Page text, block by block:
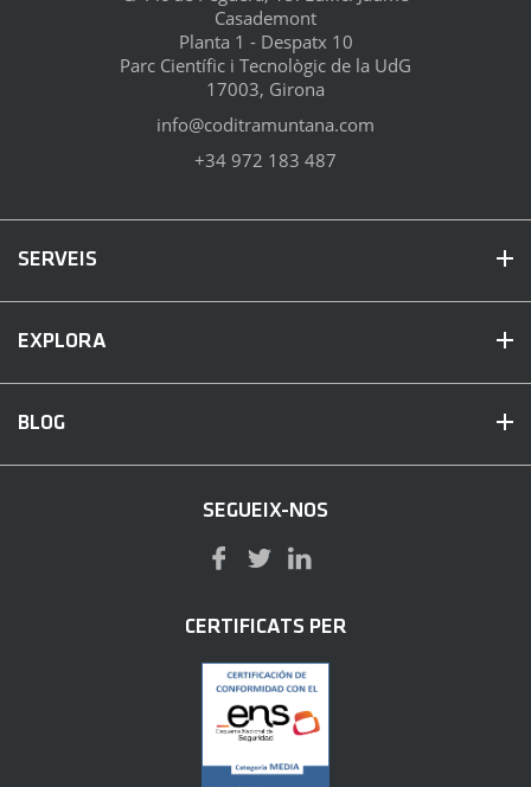
Casademont
Planta 1 - Despatx 10
Parc Científic i Tecnològic de la UdG
17003, Girona
info@coditramuntana.com
+34 972 183 487
SERVEIS
EXPLORA
BLOG
SEGUEIX-NOS
CERTIFICATS PER